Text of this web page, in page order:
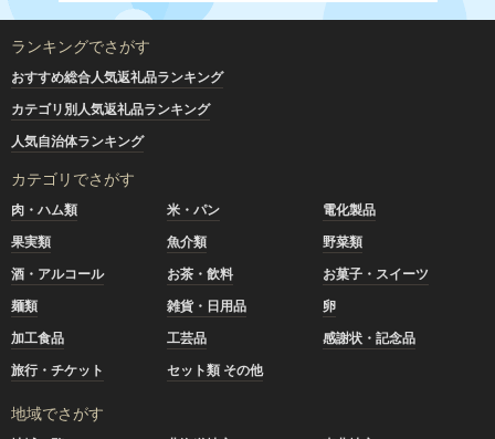
ランキングでさがす
おすすめ総合人気返礼品ランキング
カテゴリ別人気返礼品ランキング
人気自治体ランキング
カテゴリでさがす
肉・ハム類 米・パン
電化製品
果実類
魚介類
野菜類
酒・アルコール
お茶・飲料
お菓子・スイーツ
麺類
雑貨・日用品
卵
加工食品
工芸品
感謝状・記念品
旅行・チケット
セット類 その他
地域でさがす